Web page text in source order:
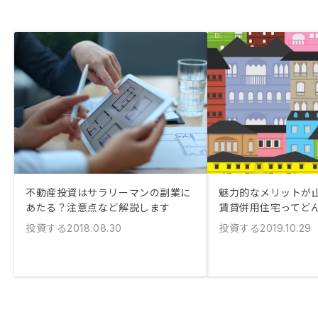
不動産投資はサラリーマンの副業に
あたる？注意点など解説します
投資する2018.08.30
魅力的なメリットが
賃貸併用住宅ってど
投資する2019.10.29